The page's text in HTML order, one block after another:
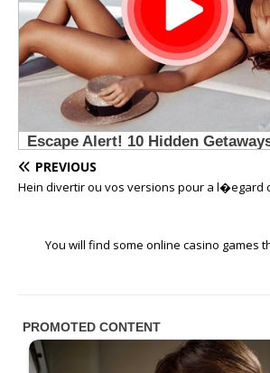
PREVIOUS
Hein divertir ou vos versions pour a l�egard
You will find some online casino games